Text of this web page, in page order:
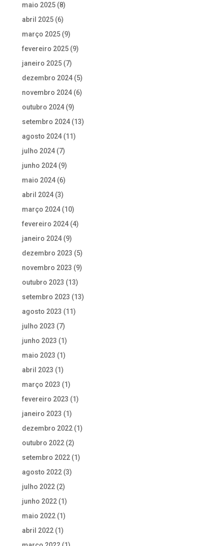
maio 2025(8)
abril 2025(6)
março 2025(9)
fevereiro 2025(9)
janeiro 2025(7)
dezembro 2024(5)
novembro 2024(6)
outubro 2024(9)
setembro 2024(13)
agosto 2024(11)
julho 2024(7)
junho 2024(9)
maio 2024(6)
abril 2024(3)
março 2024(10)
fevereiro 2024(4)
janeiro 2024(9)
dezembro 2023 (5)
novembro 2023 (9)
outubro 2023 (13)
setembro 2023 (13)
agosto 2023 (11)
julho 2023 (7)
junho 2023 (1)
maio 2023 (1)
abril 2023 (1)
março 2023 (1)
fevereiro 2023 (1)
janeiro 2023 (1)
dezembro 2022(1)
outubro 2022(2)
setembro 2022(1)
agosto 2022(3)
julho 2022(2)
junho 2022(1)
maio 2022(1)
abril 2022(1)